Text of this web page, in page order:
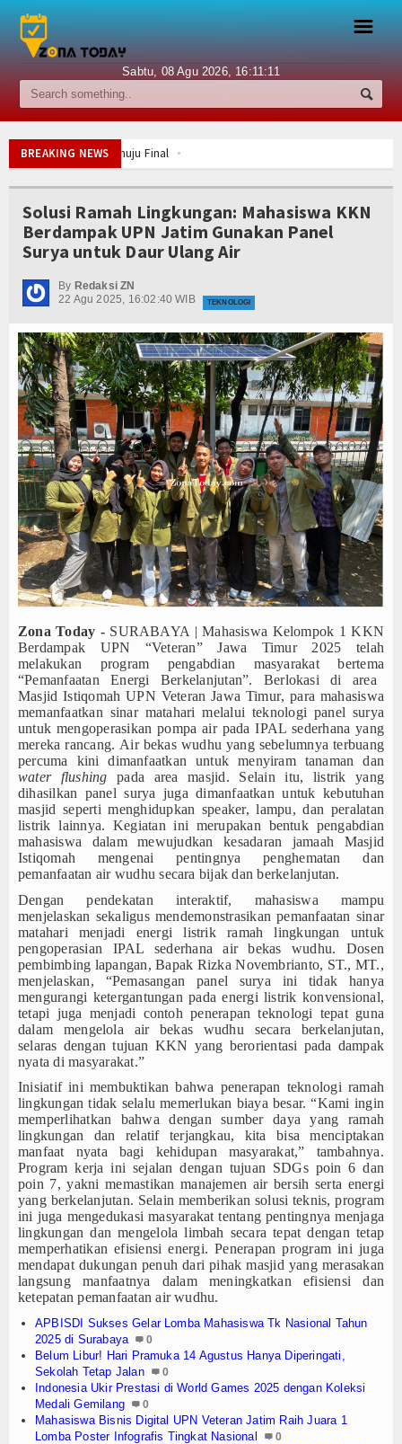
Berita
Internasional
Nasional
Ekonomi
Hukum
Hiburan
Sport
Religi
Tokoh
Ceramah
Hikmah
Index Berita
Video
Agenda
Forum
☰
Sabtu, 08 Agu 2026, 16:11:11
BREAKING NEWS
Panas Menuju Final
Makedonia Utara
Selamatkan Nyawa
dan Maknanya
Rp20 Miliar
Panas Menuju Final
Tiket ke Final
Makedonia Utara
Selamatkan Nyawa
dan Maknanya
Rp20 Miliar
Debu Meningkat
Panas Menuju Final
Tiket ke Final
Makedonia Utara
Selamatkan Nyawa
dan Maknanya
Rp20 Miliar
Debu Meningkat
Solusi Ramah Lingkungan: Mahasiswa KKN
Berdampak UPN Jatim Gunakan Panel
Surya untuk Daur Ulang Air
By Redaksi ZN
22 Agu 2025, 16:02:40 WIB
TEKNOLOGI
Zona Today - SURABAYA | Mahasiswa Kelompok 1 KKN
Berdampak UPN “Veteran” Jawa Timur2025 telah
melakukan program pengabdian masyarakat bertema
“Pemanfaatan
Energi Berkelanjutan”. Berlokasi di area
Masjid Istiqomah UPN Veteran Jawa Timur,para mahasiswa
memanfaatkan sinar matahari melalui teknologi panel surya
untuk mengoperasikan pompa air pada IPAL sederhana yang
mereka rancang. Air bekas wudhu yang sebelumnya terbuang
percuma kini dimanfaatkan untuk menyiram tanaman dan
water flushing pada area masjid.
Selain itu, listrik yang
dihasilkan panel surya juga dimanfaatkan untuk kebutuhan
masjid seperti menghidupkan speaker, lampu, dan peralatan
listrik lainnya. Kegiatan ini merupakan bentuk pengabdian
mahasiswa dalammewujudkan kesadaran jamaah Masjid
Istiqomah mengenai pentingnya penghematan dan
pemanfaatan air wudhu secara bijak dan berkelanjutan.
Dengan pendekatan interaktif, mahasiswa mampu
menjelaskan sekaligusmendemonstrasikan pemanfaatan sinar
matahari menjadi energi listrik ramah lingkungan untuk
pengoperasian
IPAL sederhana air bekas wudhu. Dosen
pembimbing lapangan,Bapak Rizka Novembrianto, ST., MT.,
menjelaskan, “Pemasangan panel surya ini tidak hanya
mengurangi ketergantungan pada energi listrik konvensional,
tetapi juga menjadi contoh penerapan teknologi tepat guna
dalam mengelola airbekas wudhu secara berkelanjutan,
selaras dengantujuan KKN yang berorientasi pada dampak
nyata di masyarakat.”
Inisiatif ini membuktikan bahwa penerapan teknologi ramah
lingkungantidak selalumemerlukan biaya besar. “Kami ingin
memperlihatkan bahwa dengan sumber daya yang ramah
lingkungan dan relatif terjangkau, kita bisa menciptakan
manfaat nyata bagi kehidupan masyarakat,” tambahnya.
Program kerja ini sejalan dengan tujuan SDGs poin 6 dan
poin 7, yakni memastikan manajemen air bersih serta energi
yang berkelanjutan. Selain memberikan solusi teknis, program
ini juga mengedukasi masyarakat tentang pentingnya menjaga
lingkungan danmengelola limbah secara tepat dengan tetap
memperhatikan efisiensi energi.Penerapan program ini juga
mendapat dukungan penuh dari pihak masjid yang merasakan
langsung manfaatnya dalam meningkatkan efisiensi dan
ketepatan pemanfaatan air wudhu.
APBISDI Sukses Gelar Lomba Mahasiswa Tk Nasional Tahun
2025 di Surabaya
0
Belum Libur! Hari Pramuka 14 Agustus Hanya Diperingati,
Sekolah Tetap Jalan
0
Indonesia Ukir Prestasi di World Games 2025 dengan Koleksi
Medali Gemilang
0
Mahasiswa Bisnis Digital UPN Veteran Jatim Raih Juara 1
Lomba Poster Infografis Tingkat Nasional
0